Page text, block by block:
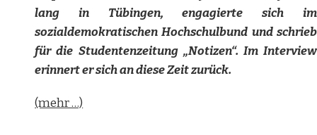
lang in Tübingen, engagierte sich im
sozialdemokratischen Hochschulbund und schrieb
für die Studentenzeitung „Notizen“. Im Interview
erinnert er sich an diese Zeit zurück.
(mehr …)